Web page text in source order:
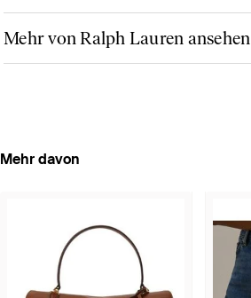
Mehr von Ralph Lauren ansehen
Mehr davon